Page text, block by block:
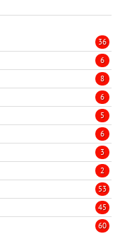
36
6
8
6
5
6
3
2
53
45
60